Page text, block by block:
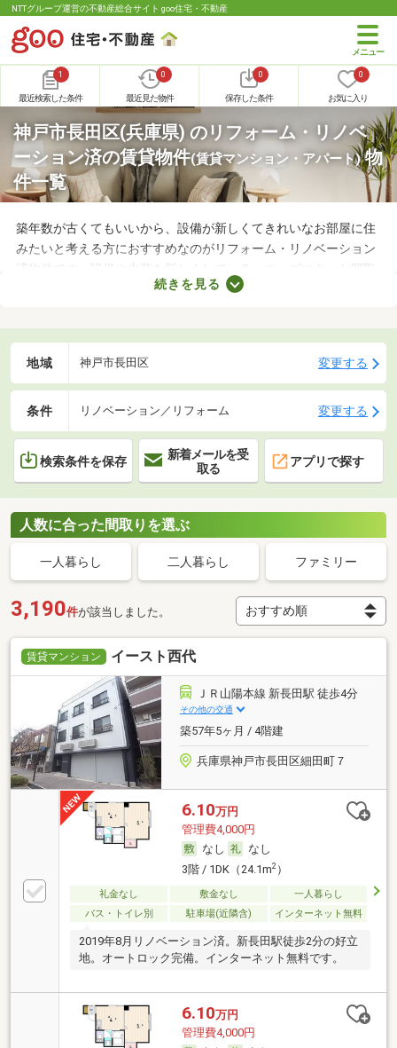
NTTグループ運営の不動産総合サイト goo住宅・不動産
1
最近検索した条件
0
最近見た物件
0
保存した条件
0
お気に入り
神戸市長田区(兵庫県) のリフォーム・リノベ
ーション済の賃貸物件(賃貸マンション・アパート)物
件一覧
築年数が古くてもいいから、設備が新しくてきれいなお部屋に住
みたいと考える方におすすめなのがリフォーム・リノベーション
済物件です。設備や内装を新しくしている・ニーズにあった間取
りに変えているなど、住みやすさが格段にアップしていることが
べて、気になるお部屋を見つけましょう。
続きを見る
地域 神戸市長田区 変更する
条件 リノベーション／リフォーム 変更する
検索条件を保存
新着メールを受
取る
アプリで探す
人数に合った間取りを選ぶ
一人暮らし 二人暮らし ファミリー
3,190件が該当しました。
賃貸マンション イースト西代
ＪＲ山陽本線 新長田駅 徒歩4分
その他の交通
築57年5ヶ月 / 4階建
兵庫県神戸市長田区細田町７
6.10万円
管理費4,000円
なし
なし
3階 / 1DK（24.1m2）
礼金なし 敷金なし
一人暮らし
バス・トイレ別
駐車場(近隣含) インターネット無料
2019年8月リノベーション済。新長田駅徒歩2分の好立
地。オートロック完備。インターネット無料です。
6.10万円
管理費4,000円